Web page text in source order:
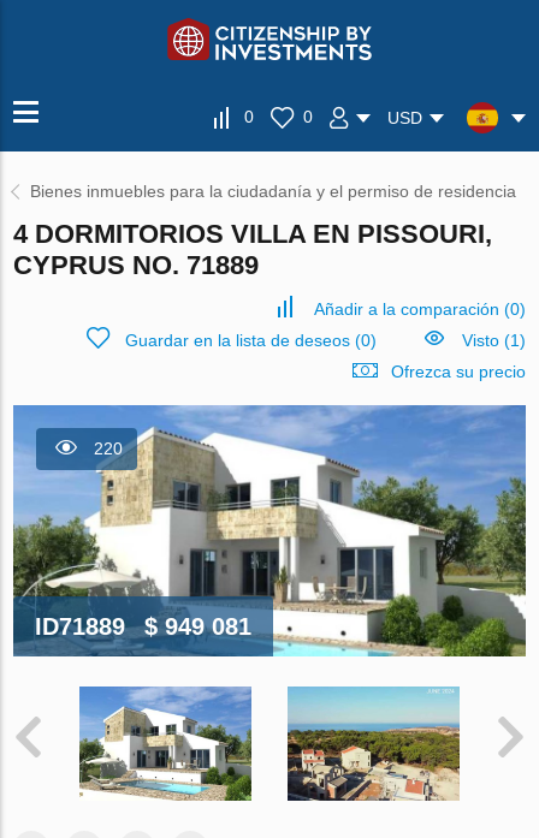
0 0 USD
Bienes inmuebles para la ciudadanía y el permiso de residencia
4 DORMITORIOS VILLA EN PISSOURI,
CYPRUS NO. 71889
Añadir a la comparación (0)
Guardar en la lista de deseos(0)
Visto (1)
Ofrezca su precio
220
ID71889 $ 949 081